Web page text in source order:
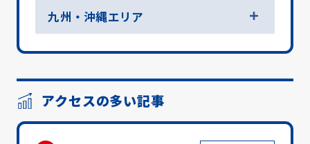
九州・沖縄エリア
アクセスの多い記事